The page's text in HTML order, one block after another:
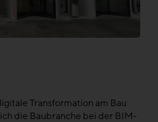
Transformation am Bau
die Baubranche bei der BIM-